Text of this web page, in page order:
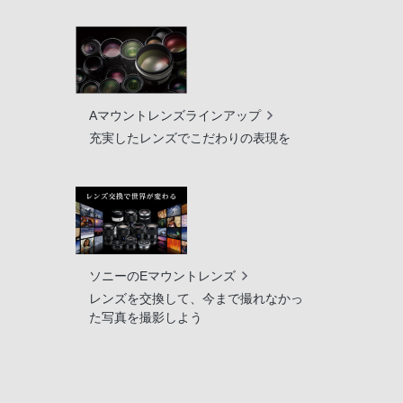
Aマウントレンズラインアップ
充実したレンズでこだわりの表現を
ソニーのEマウントレンズ
レンズを交換して、今まで撮れなかっ
た写真を撮影しよう